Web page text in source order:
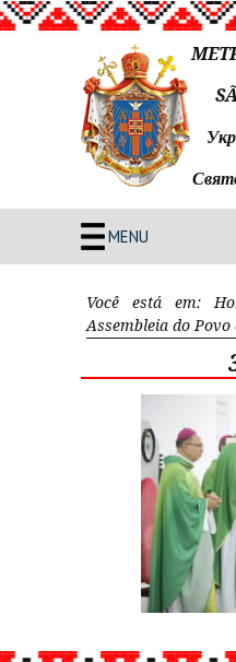
MENU
Você está em:
Assembleia do Povo